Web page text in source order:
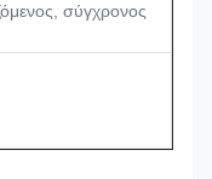
σύγχρονος